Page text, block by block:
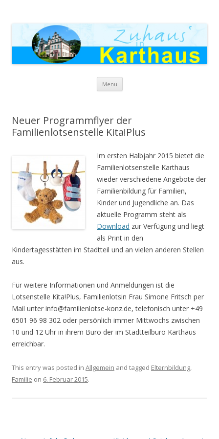
Menu Skip to content
Neuer Programmflyer der
Familienlotsenstelle Kita!Plus
Im ersten Halbjahr 2015 bietet die
Familienlotsenstelle Karthaus
wieder verschiedene Angebote der
Familienbildung für Familien,
Kinder und Jugendliche an. Das
aktuelle Programm steht als
Download zur Verfügung und liegt
als Print in den
Kindertagesstätten im Stadtteil und an vielen anderen Stellen
aus.
Für weitere Informationen und Anmeldungen ist die
Lotsenstelle Kita!Plus, Familienlotsin Frau Simone Fritsch per
Mail unter info@familienlotse-konz.de, telefonisch unter +49
6501 96 98 302 oder persönlich immer Mittwochs zwischen
10 und 12 Uhr in ihrem Büro der im Stadtteilbüro Karthaus
erreichbar.
This entry was posted in Allgemein and tagged Elternbildung,
Familie on 6. Februar 2015.